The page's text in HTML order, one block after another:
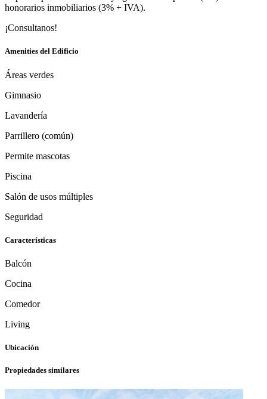
honorarios inmobiliarios (3% + IVA).
¡Consultanos!
Amenities del Edificio
Áreas verdes
Gimnasio
Lavandería
Parrillero (común)
Permite mascotas
Piscina
Salón de usos múltiples
Seguridad
Características
Balcón
Cocina
Comedor
Living
Ubicación
Propiedades similares